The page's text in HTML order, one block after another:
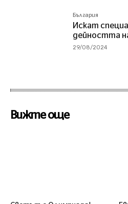
България
Искат
дейността
29/08/2024
Вижте още